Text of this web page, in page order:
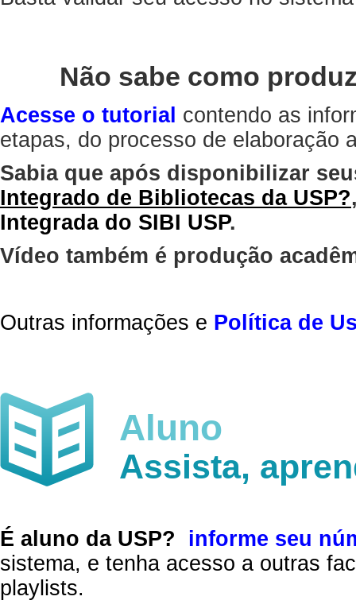
Não sabe como
Acesse o tutorial contendo as
etapas, do processo de elaboração
Sabia que após disponibilizar
Integrado de Bibliotecas da USP?
Integrada do SIBI USP.
Vídeo também é produção
Outras informações e Política de
Aluno
Assista,
É aluno da USP?
informe seu
sistema, e tenha acesso a outras
playlists.